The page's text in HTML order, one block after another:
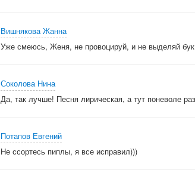
Вишнякова Жанна
Уже смеюсь, Женя, не провоцируй, и не выделяй
Соколова Нина
Да, так лучше! Песня лирическая, а тут поневоле
Потапов Евгений
Не ссортесь пиплы, я все исправил)))